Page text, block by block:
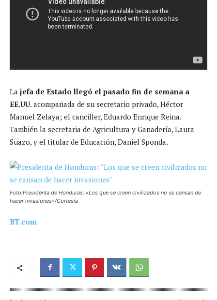
La jefa de Estado llegó el pasado fin de semana a
EE.UU. acompañada de su secretario privado, Héctor
Manuel Zelaya; el canciller, Eduardo Enrique Reina.
También la secretaria de Agricultura y Ganadería, Laura
Suazo, y el titular de Educación, Daniel Sponda.
Foto:Presidenta de Honduras: «Los que se creen civilizados no se cansan de
hacer invasiones»/Cortesía
RT.com